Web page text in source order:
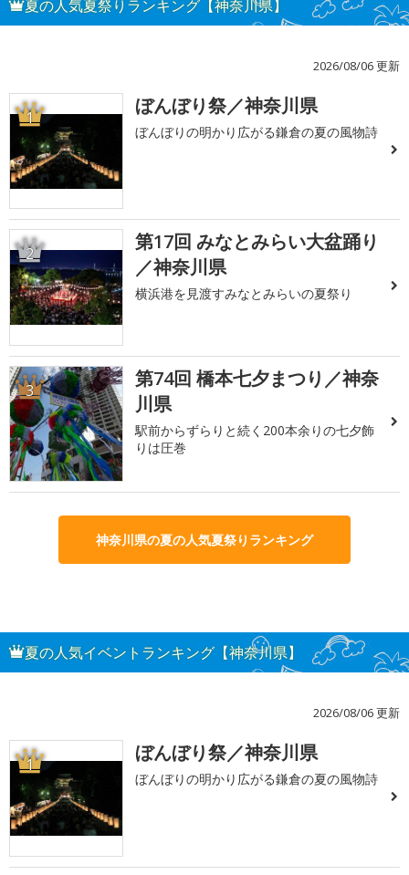
夏の人気夏祭りランキング【神奈川県】
2026/08/06 更新
1 ぼんぼり祭／神奈川県
ぼんぼりの明かり広がる鎌倉の夏の風物詩
2
第17回 みなとみらい大盆踊り
／神奈川県
横浜港を見渡すみなとみらいの夏祭り
3
第74回 橋本七夕まつり／神奈
川県
駅前からずらりと続く200本余りの七夕飾
りは圧巻
神奈川県の夏の人気夏祭りランキング
夏の人気イベントランキング【神奈川県】
2026/08/06 更新
1 ぼんぼり祭／神奈川県
ぼんぼりの明かり広がる鎌倉の夏の風物詩